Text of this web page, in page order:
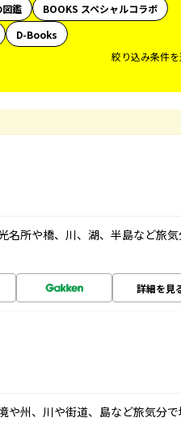
図鑑
BOOKS スペシャルコラボ
D-Books
絞り込み条件
名所や橋、川、湖、半島など旅気
詳細を見
や州、川や街道、島など旅気分